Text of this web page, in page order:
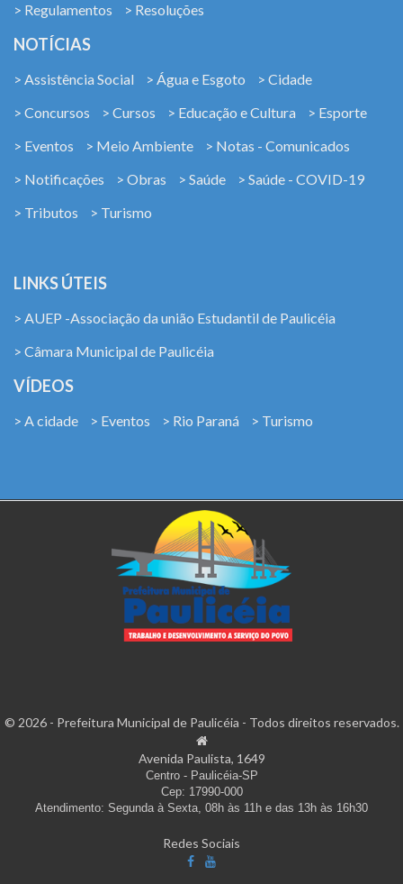
> Regulamentos
> Resoluções
NOTÍCIAS
> Assistência Social > Água e Esgoto
> Cidade
> Concursos
> Cursos > Educação e Cultura
> Esporte
> Eventos
> Meio Ambiente
> Notas - Comunicados
> Notificações
> Obras > Saúde
> Saúde - COVID-19
> Tributos
> Turismo
LINKS ÚTEIS
> AUEP -Associação da união Estudantil de Paulicéia
> Câmara Municipal de Paulicéia
VÍDEOS
> A cidade > Eventos > Rio Paraná > Turismo
© 2026 - Prefeitura Municipal de Paulicéia - Todos direitos reservados.
Avenida Paulista, 1649
Centro - Paulicéia-SP
Cep: 17990-000
Atendimento: Segunda à Sexta, 08h às 11h e das 13h às 16h30
Redes Sociais